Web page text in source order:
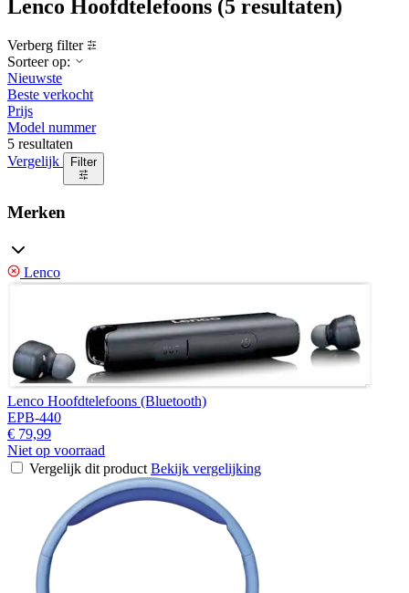
Lenco Hoofdtelefoons (5 resultaten)
Verberg filter
Sorteer op:
Nieuwste
Beste verkocht
Prijs
Model nummer
5 resultaten
Vergelijk
Filter
Merken
Lenco
Lenco Hoofdtelefoons (Bluetooth)
EPB-440
€ 79,99
Niet op voorraad
Vergelijk dit product Bekijk vergelijking